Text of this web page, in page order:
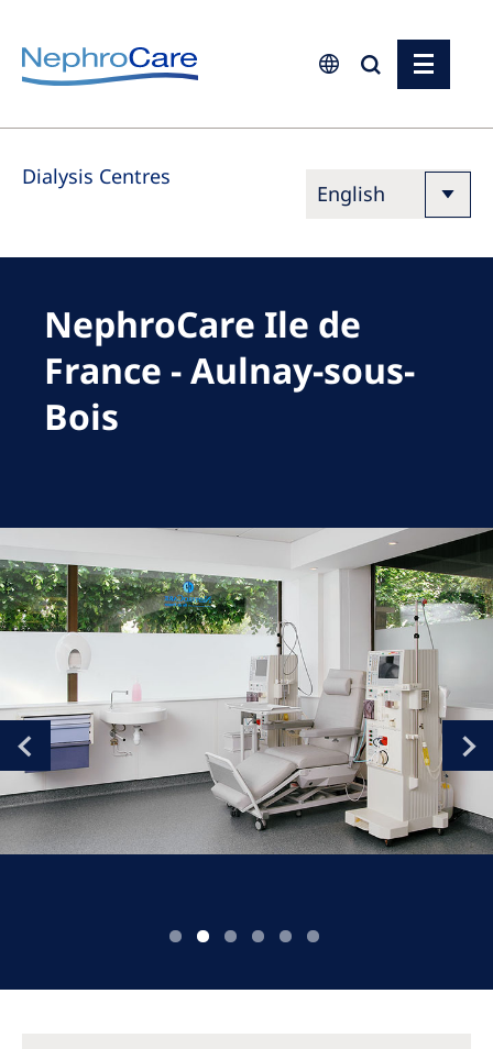
Europe
Czech Republic
Germany
Italy
Netherlands
Poland
Serbia
Slovakia
Slovenia
Spain
Sweden
Switzerland
United Kingdom
Australia
Dialysis Centres
NephroCare Ile de
France - Aulnay-sous-
Bois